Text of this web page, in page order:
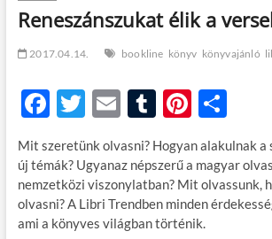
Reneszánszukat élik a
2017.04.14. bookline könyv könyvajánló
F
ac
e
b
o
T
w
itt
er
E
m
ail
T
u
m
bl
r
Pi
nt
er
es
t
O
ss
za
m
e
Mit szeretünk olvasni? Hogyan alakulnak
új témák? Ugyanaz népszerű a magyar
nemzetközi viszonylatban? Mit olvassunk,
olvasni? A Libri Trendben minden
ami a könyves világban történik.